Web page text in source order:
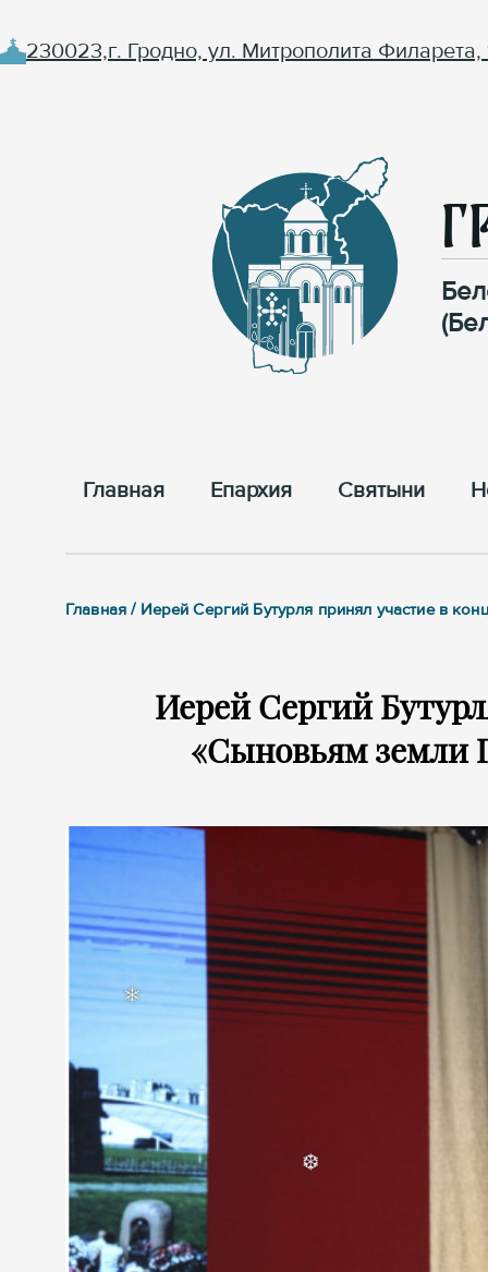
230023,г. Гродно, ул. Митрополита Филарета,
Главная Епархия Cвятыни
Главная / Иерей Сергий Бутурля принял участие в
Иерей Сергий
«Сыновьям земли